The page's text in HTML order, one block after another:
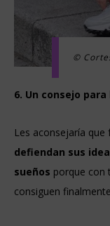
©
6. Un consejo
Les aconsejaría
defiendan sus
sueños porque con
consiguen